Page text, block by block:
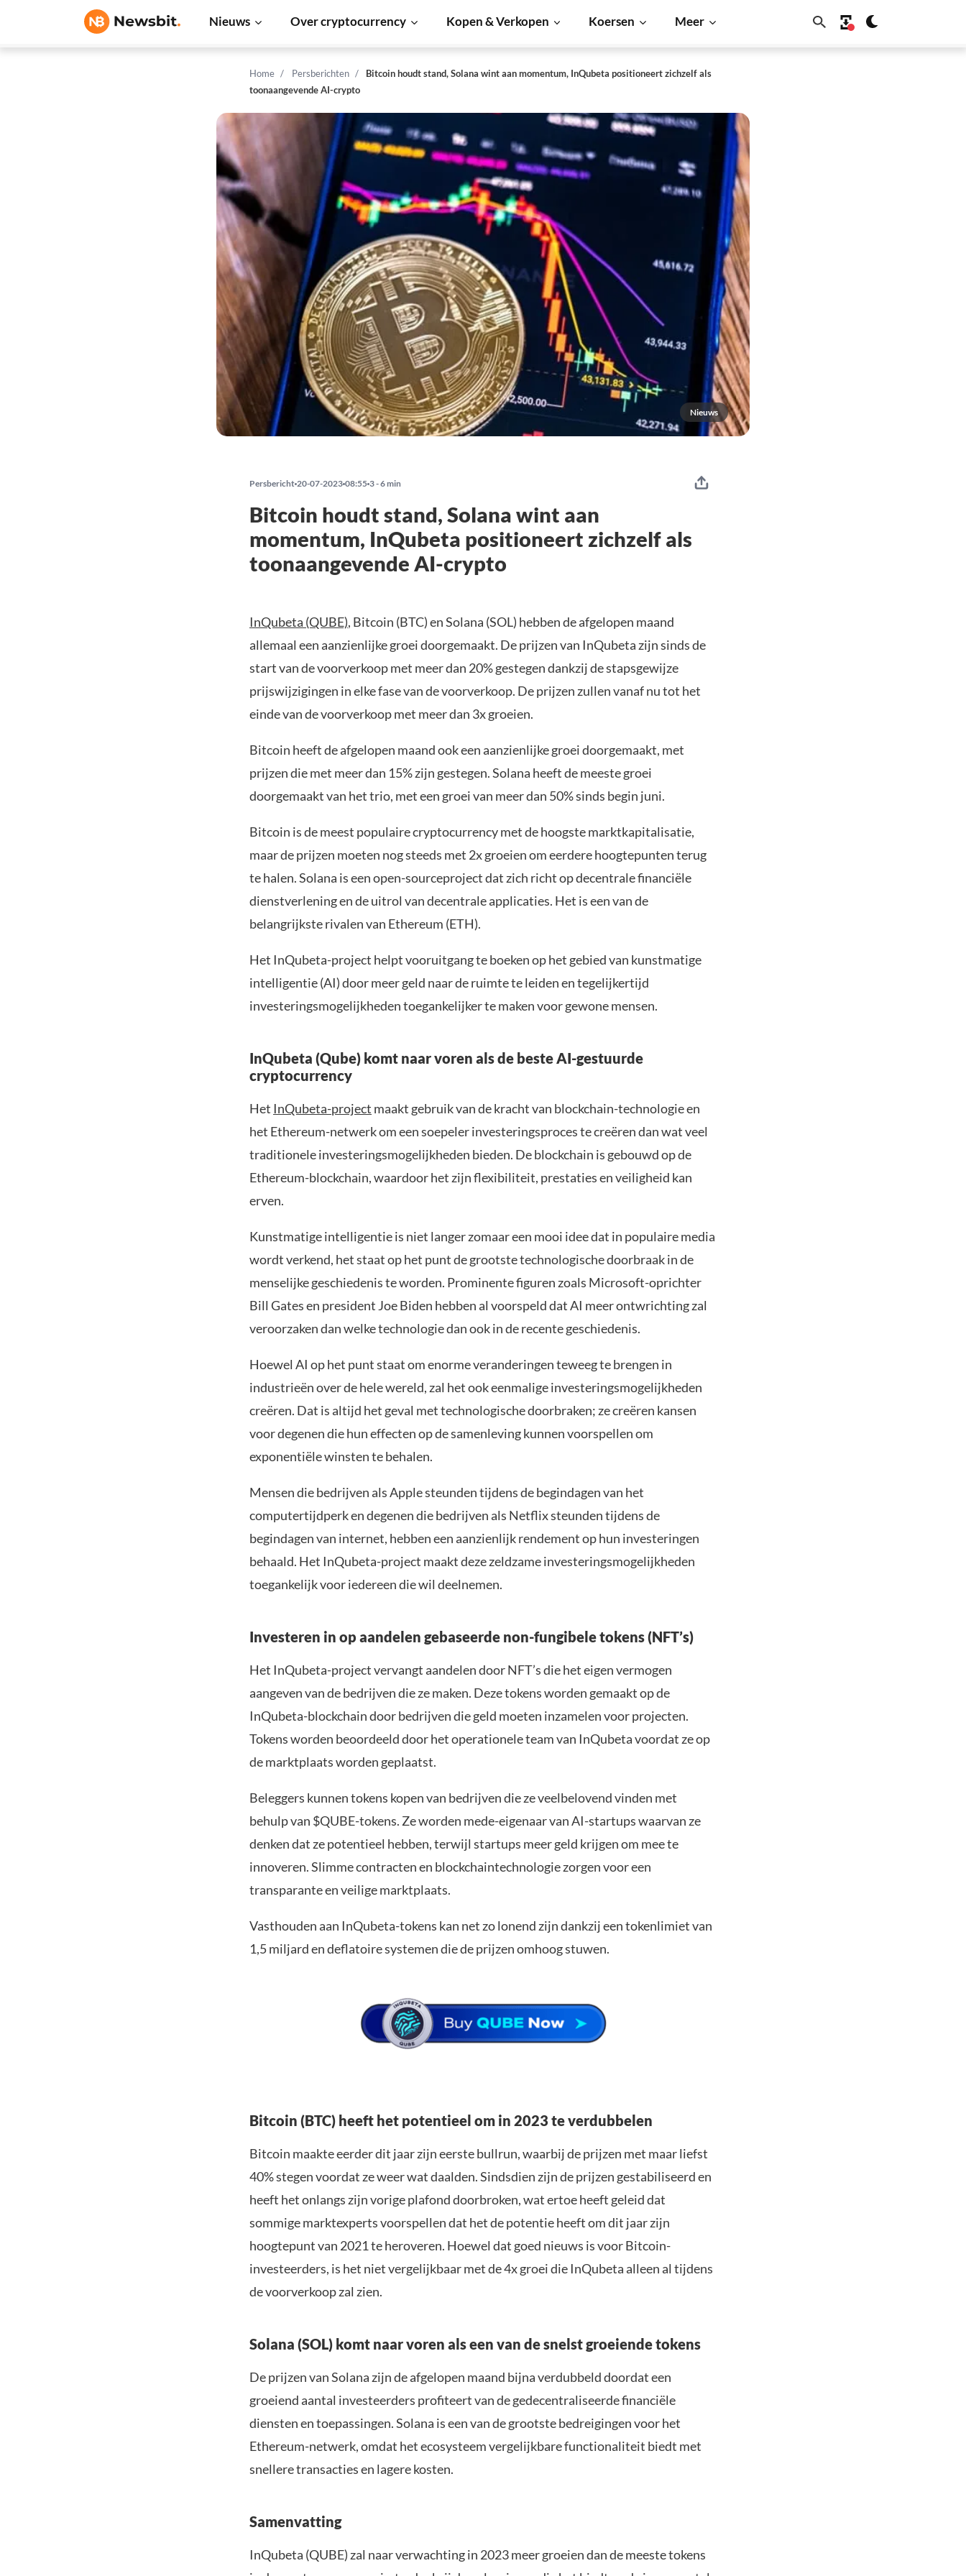
Nieuws Over cryptocurrency Kopen & Verkopen Koersen Meer
Home Persberichten
Bitcoin houdt stand, Solana wint aan momentum, InQubeta positioneert zichzelf als
toonaangevende AI-crypto
Nieuws
Persbericht 20-07-2023 08:55 3 - 6 min
Bitcoin houdt stand, Solana wint aan
momentum, InQubeta positioneert zichzelf als
toonaangevende AI-crypto
InQubeta (QUBE), Bitcoin (BTC) en Solana (SOL) hebben de afgelopen maand
allemaal een aanzienlijke groei doorgemaakt. De prijzen van InQubeta zijn sinds de
start van de voorverkoop met meer dan 20% gestegen dankzij de stapsgewijze
prijswijzigingen in elke fase van de voorverkoop. De prijzen zullen vanaf nu tot het
einde van de voorverkoop met meer dan 3x groeien.
Bitcoin heeft de afgelopen maand ook een aanzienlijke groei doorgemaakt, met
prijzen die met meer dan 15% zijn gestegen. Solana heeft de meeste groei
doorgemaakt van het trio, met een groei van meer dan 50% sinds begin juni.
Bitcoin is de meest populaire cryptocurrency met de hoogste marktkapitalisatie,
maar de prijzen moeten nog steeds met 2x groeien om eerdere hoogtepunten terug
te halen. Solana is een open-sourceproject dat zich richt op decentrale financiële
dienstverlening en de uitrol van decentrale applicaties. Het is een van de
belangrijkste rivalen van Ethereum (ETH).
Het InQubeta-project helpt vooruitgang te boeken op het gebied van kunstmatige
intelligentie (AI) door meer geld naar de ruimte te leiden en tegelijkertijd
investeringsmogelijkheden toegankelijker te maken voor gewone mensen.
InQubeta (Qube) komt naar voren als de beste AI-gestuurde
cryptocurrency
Het InQubeta-project maakt gebruik van de kracht van blockchain-technologie en
het Ethereum-netwerk om een soepeler investeringsproces te creëren dan wat veel
traditionele investeringsmogelijkheden bieden. De blockchain is gebouwd op de
Ethereum-blockchain, waardoor het zijn flexibiliteit, prestaties en veiligheid kan
erven.
Kunstmatige intelligentie is niet langer zomaar een mooi idee dat in populaire media
wordt verkend, het staat op het punt de grootste technologische doorbraak in de
menselijke geschiedenis te worden. Prominente figuren zoals Microsoft-oprichter
Bill Gates en president Joe Biden hebben al voorspeld dat AI meer ontwrichting zal
veroorzaken dan welke technologie dan ook in de recente geschiedenis.
Hoewel AI op het punt staat om enorme veranderingen teweeg te brengen in
industrieën over de hele wereld, zal het ook eenmalige investeringsmogelijkheden
creëren. Dat is altijd het geval met technologische doorbraken; ze creëren kansen
voor degenen die hun effecten op de samenleving kunnen voorspellen om
exponentiële winsten te behalen.
Mensen die bedrijven als Apple steunden tijdens de begindagen van het
computertijdperk en degenen die bedrijven als Netflix steunden tijdens de
begindagen van internet, hebben een aanzienlijk rendement op hun investeringen
behaald. Het InQubeta-project maakt deze zeldzame investeringsmogelijkheden
toegankelijk voor iedereen die wil deelnemen.
Investeren in op aandelen gebaseerde non-fungibele tokens (NFT’s)
Het InQubeta-project vervangt aandelen door NFT’s die het eigen vermogen
aangeven van de bedrijven die ze maken. Deze tokens worden gemaakt op de
InQubeta-blockchain door bedrijven die geld moeten inzamelen voor projecten.
Tokens worden beoordeeld door het operationele team van InQubeta voordat ze op
de marktplaats worden geplaatst.
Beleggers kunnen tokens kopen van bedrijven die ze veelbelovend vinden met
behulp van $QUBE-tokens. Ze worden mede-eigenaar van AI-startups waarvan ze
denken dat ze potentieel hebben, terwijl startups meer geld krijgen om mee te
innoveren. Slimme contracten en blockchaintechnologie zorgen voor een
transparante en veilige marktplaats.
Vasthouden aan InQubeta-tokens kan net zo lonend zijn dankzij een tokenlimiet van
1,5 miljard en deflatoire systemen die de prijzen omhoog stuwen.
Bitcoin (BTC) heeft het potentieel om in 2023 te verdubbelen
Bitcoin maakte eerder dit jaar zijn eerste bullrun, waarbij de prijzen met maar liefst
40% stegen voordat ze weer wat daalden. Sindsdien zijn de prijzen gestabiliseerd en
heeft het onlangs zijn vorige plafond doorbroken, wat ertoe heeft geleid dat
sommige marktexperts voorspellen dat het de potentie heeft om dit jaar zijn
hoogtepunt van 2021 te heroveren. Hoewel dat goed nieuws is voor Bitcoin-
investeerders, is het niet vergelijkbaar met de 4x groei die InQubeta alleen al tijdens
de voorverkoop zal zien.
Solana (SOL) komt naar voren als een van de snelst groeiende tokens
De prijzen van Solana zijn de afgelopen maand bijna verdubbeld doordat een
groeiend aantal investeerders profiteert van de gedecentraliseerde financiële
diensten en toepassingen. Solana is een van de grootste bedreigingen voor het
Ethereum-netwerk, omdat het ecosysteem vergelijkbare functionaliteit biedt met
snellere transacties en lagere kosten.
Samenvatting
InQubeta (QUBE) zal naar verwachting in 2023 meer groeien dan de meeste tokens